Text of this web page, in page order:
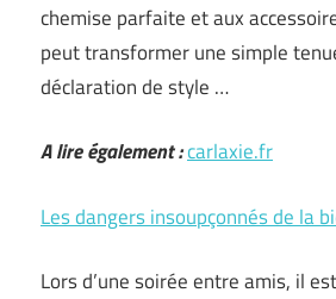
chemise parfaite et aux
peut transformer une simple
déclaration de style …
A lire également :carlaxie.fr
Les dangers insoupçonnés de la
Lors d’une soirée entre amis, il